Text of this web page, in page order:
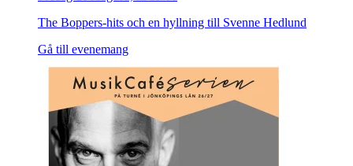
The Boppers-hits och en hyllning till Svenne Hedlund
Gå till evenemang